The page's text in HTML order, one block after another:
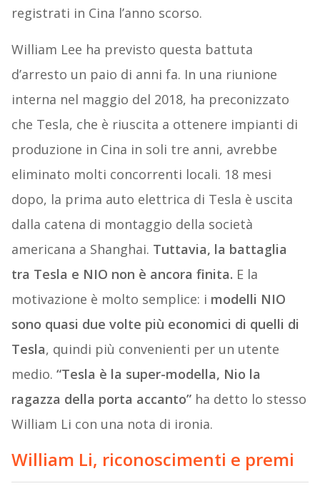
registrati in Cina l’anno scorso.
William Lee ha previsto questa battuta
d’arresto un paio di anni fa. In una riunione
interna nel maggio del 2018, ha preconizzato
che Tesla, che è riuscita a ottenere impianti di
produzione in Cina in soli tre anni, avrebbe
eliminato molti concorrenti locali. 18 mesi
dopo, la prima auto elettrica di Tesla è uscita
dalla catena di montaggio della società
americana a Shanghai. Tuttavia, la battaglia
tra Tesla e NIO non è ancora finita. E la
motivazione è molto semplice: i modelli NIO
sono quasi due volte più economici di quelli di
Tesla, quindi più convenienti per un utente
medio. “Tesla è la super-modella, Nio la
ragazza della porta accanto”ha detto lo stesso
William Li con una nota di ironia.
William Li, riconoscimenti e premi